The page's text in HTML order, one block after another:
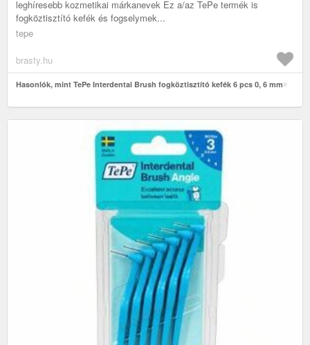
leghíresebb kozmetikai márkanevek Ez a/az TePe termék is
fogköztisztító kefék és fogselymek...
tepe
brasty.hu
Hasonlók, mint TePe Interdental Brush fogköztisztító kefék 6 pcs 0, 6 mm